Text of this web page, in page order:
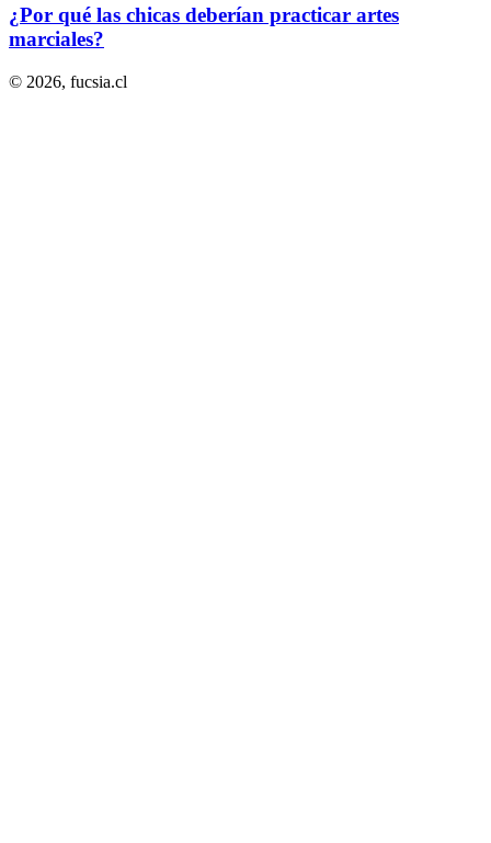
¿Por qué las chicas deberían practicar artes
marciales?
© 2026, fucsia.cl